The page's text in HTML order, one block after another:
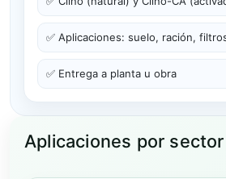
✅ Aplicaciones: suelo, ración,
✅ Entrega a planta u obra
Aplicaciones por sector